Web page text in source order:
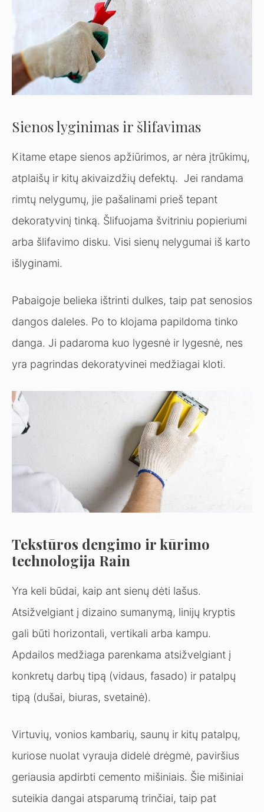
Sienos lyginimas ir šlifavimas
Kitame etape sienos apžiūrimos, ar nėra įtrūkimų,
atplaišų ir kitų akivaizdžių defektų. Jei randama
rimtų nelygumų, jie pašalinami prieš tepant
dekoratyvinį tinką. Šlifuojama švitriniu popieriumi
arba šlifavimo disku. Visi sienų nelygumai iš karto
išlyginami.
Pabaigoje belieka ištrinti dulkes, taip pat senosios
dangos daleles. Po to klojama papildoma tinko
danga. Ji padaroma kuo lygesnė ir lygesnė, nes
yra pagrindas dekoratyvinei medžiagai kloti.
Tekstūros dengimo ir kūrimo
technologija Rain
Yra keli būdai, kaip ant sienų dėti lašus.
Atsižvelgiant į dizaino sumanymą, linijų kryptis
gali būti horizontali, vertikali arba kampu.
Apdailos medžiaga parenkama atsižvelgiant į
konkretų darbų tipą (vidaus, fasado) ir patalpų
tipą (dušai, biuras, svetainė).
Virtuvių, vonios kambarių, saunų ir kitų patalpų,
kuriose nuolat vyrauja didelė drėgmė, paviršius
geriausia apdirbti cemento mišiniais. Šie mišiniai
suteikia dangai atsparumą trinčiai, taip pat